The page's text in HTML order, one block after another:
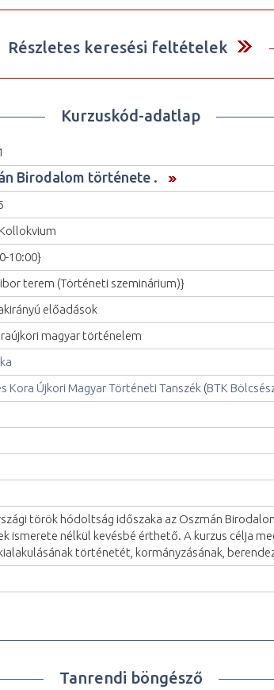
Részletes keresési feltételek
Kurzuskód-adatlap
Birodalom története .
10:00}
terem (Történeti szeminárium)}
előadások
magyar történelem
Kora Újkori Magyar Történeti Tanszék (BTK
török hódoltság időszaka az Oszmán
ismerete nélkül kevésbé érthető. A kurzus célja
történetét, kormányzásának,
Tanrendi böngésző